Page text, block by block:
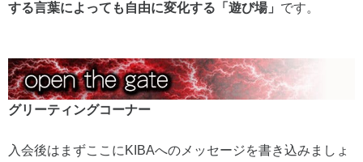
する言葉によっても自由に変化する「遊び場」 です。
グリーティングコーナー
入会後はまずここにKIBAへのメッセージを書き込みましょ